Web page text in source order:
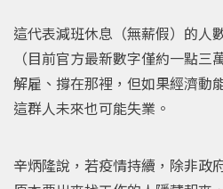
這代表減班休息（無薪假）的人
（目前官方最新數字僅約一點
解雇、撐在那裡，但如果經濟動
這群人未來也可能失業。
辛炳隆說，若疫情持續，除非政